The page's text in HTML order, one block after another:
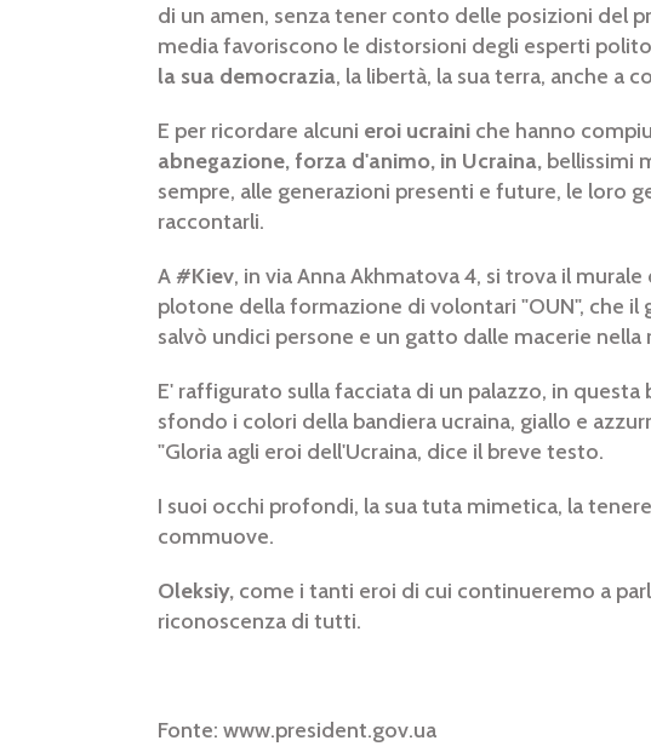
di un amen, senza tener conto delle posizioni del
media favoriscono le distorsioni degli esperti
la sua democrazia, la libertà, la sua terra, anche a
E per ricordare alcuni eroi ucraini che hanno
abnegazione, forza d'animo, in Ucraina, bellissimi
sempre, alle generazioni presenti e future, le loro
raccontarli.
A#Kiev, in via Anna Akhmatova 4, si trova il murale
plotone della formazione di volontari "OUN", che
salvò undici persone e un gatto dalle macerie nella
E' raffigurato sulla facciata di un palazzo, in
sfondo i colori della bandiera ucraina, giallo e
"Gloria agli eroi dell'Ucraina, dice il breve testo.
I suoi occhi profondi, la sua tuta mimetica, la
commuove.
Oleksiy, come i tanti eroi di cui continueremo a
riconoscenza di tutti.
Wilma
Fonte: www.president.gov.ua